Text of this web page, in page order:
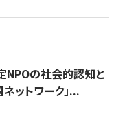
NPOの社会的認知と
ットワーク」...